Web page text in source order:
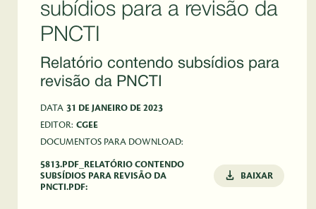
subídios para a revisão da
PNCTI
Relatório contendo subsídios para
revisão da PNCTI
DATA 31 DE JANEIRO DE 2023
EDITOR: CGEE
DOCUMENTOS PARA DOWNLOAD:
5813.PDF_RELATÓRIO CONTENDO
SUBSÍDIOS PARA REVISÃO DA
PNCTI.PDF:
BAIXAR